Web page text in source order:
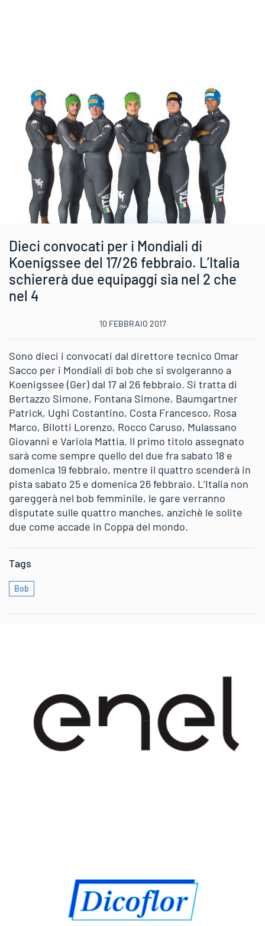
Dieci convocati per i Mondiali di
Koenigssee del 17/26 febbraio. L’Italia
schiererà due equipaggi sia nel 2 che
nel 4
10 FEBBRAIO 2017
Sono dieci i convocati dal direttore tecnico Omar
Sacco per i Mondiali di bob che si svolgeranno a
Koenigssee (Ger) dal 17 al 26 febbraio. Si tratta di
Bertazzo Simone, Fontana Simone, Baumgartner
Patrick, Ughi Costantino, Costa Francesco, Rosa
Marco, Bilotti Lorenzo, Rocco Caruso, Mulassano
Giovanni e Variola Mattia. Il primo titolo assegnato
sarà come sempre quello del due fra sabato 18 e
domenica 19 febbraio, mentre il quattro scenderà in
pista sabato 25 e domenica 26 febbraio. L’Italia non
gareggerà nel bob femminile, le gare verranno
disputate sulle quattro manches, anzichè le solite
due come accade in Coppa del mondo.
Tags
Bob